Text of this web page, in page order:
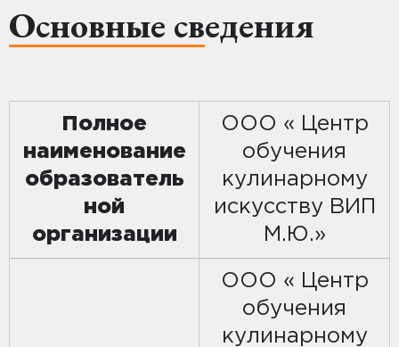
Основные сведения
Полное
наименование
образователь
ной
организации
OOO « Центр
обучения
кулинарному
искусству ВИП
М.Ю.»
ООО « Центр
обучения
кулинарному